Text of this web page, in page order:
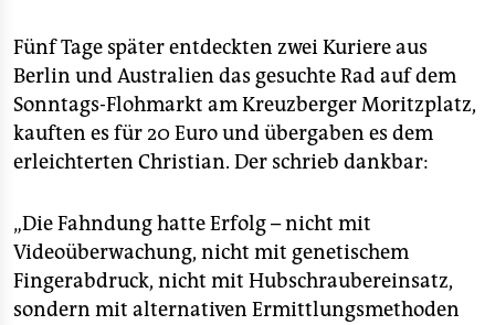
Fünf Tage später entdeckten zwei Kuriere aus
Berlin und Australien das gesuchte Rad auf dem
Sonntags-Flohmarkt am Kreuzberger Moritzplatz,
kauften es für 20 Euro und übergaben es dem
erleichterten Christian. Der schrieb dankbar:
„Die Fahndung hatte Erfolg – nicht mit
Videoüberwachung, nicht mit genetischem
Fingerabdruck, nicht mit Hubschraubereinsatz,
sondern mit alternativen Ermittlungsmethoden